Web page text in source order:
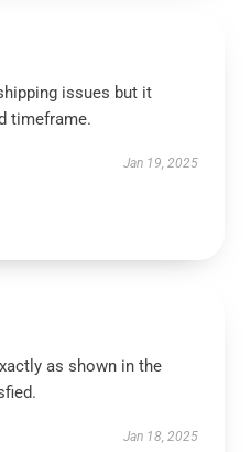
issues but it
timeframe.
Jan 19, 2025
as shown in the
Jan 18, 2025